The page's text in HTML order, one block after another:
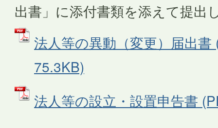
出書」に添付書類を添えて提出
法人等の異動（変更）届出
75.3KB)
法人等の設立・設置申告書